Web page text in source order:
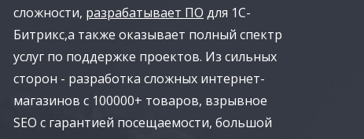
сложности, разрабатывает ПО для 1С-
Битрикс,а также оказывает полный спектр
услуг по поддержке проектов. Из сильных
сторон - разработка сложных интернет-
магазинов с 100000+ товаров, взрывное
SEO с гарантией посещаемости, большой